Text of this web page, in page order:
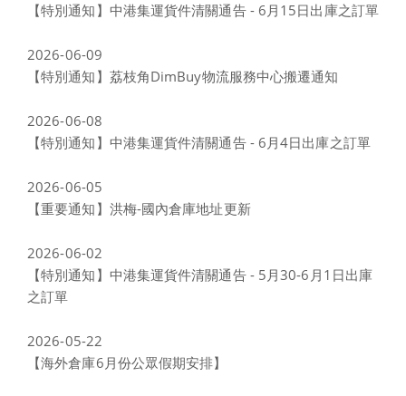
【特別通知】中港集運貨件清關通告 - 6月15日出庫之訂單
2026-06-09
【特別通知】荔枝角DimBuy物流服務中心搬遷通知
2026-06-08
【特別通知】中港集運貨件清關通告 - 6月4日出庫之訂單
2026-06-05
【重要通知】洪梅-國內倉庫地址更新
2026-06-02
【特別通知】中港集運貨件清關通告 - 5月30-6月1日出庫
之訂單
2026-05-22
【海外倉庫6月份公眾假期安排】